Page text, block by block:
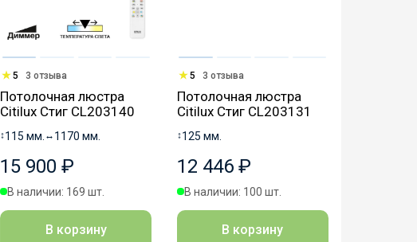
5 3 отзыва
Потолочная люстра
Citilux Стиг CL203140
↕115 мм. ↔ 1170 мм.
15 900 ₽
В наличии: 169 шт.
В корзину
5 3 отзыва
Потолочная люстра
Citilux Стиг CL203131
↕125 мм.
12 446 ₽
В наличии: 100 шт.
В корзину